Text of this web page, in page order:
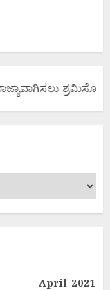
ಶ್ರಮಿಸೋಣ
April 2021